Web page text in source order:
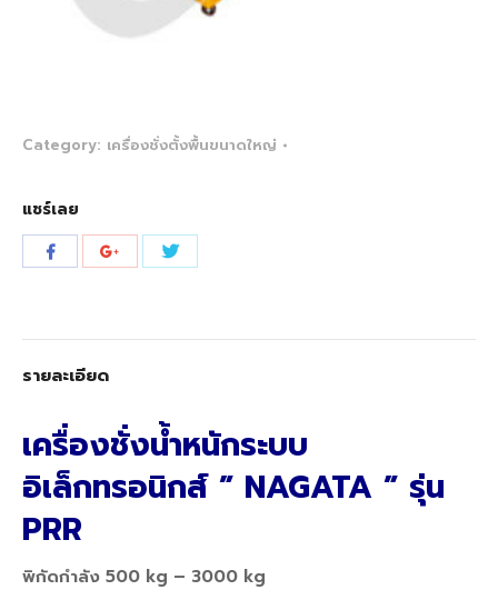
Category: เครื่องชั่งตั้งพื้นขนาดใหญ่
แชร์เลย
Share
Share
รายละเอียด
เครื่องชั่งน้ำหนักระบบ
อิเล็กทรอนิกส์ ” NAGATA ” รุ่น
PRR
พิกัดกำลัง 500 kg – 3000 kg